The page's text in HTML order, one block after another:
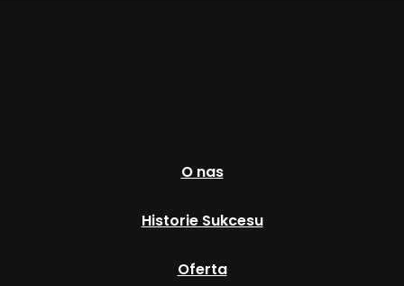
O nas
Historie Sukcesu
Oferta